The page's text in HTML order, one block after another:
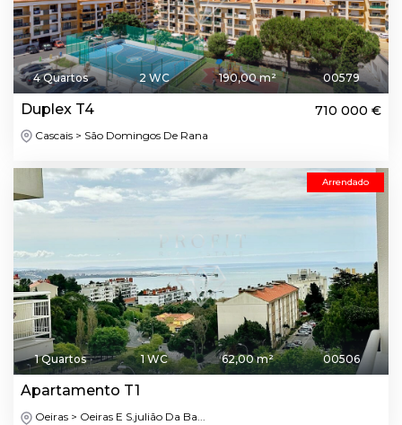
4 Quartos 2 WC 190,00 m² 00579
Duplex T4 710 000 €
Cascais > São Domingos De Rana
Arrendado
1 Quartos 1 WC 62,00 m² 00506
Apartamento T1
Oeiras > Oeiras E S.julião Da Ba...